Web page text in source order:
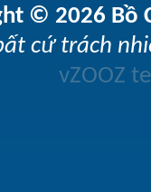
© 2026 Bồ
cứ trách
vZOOZ